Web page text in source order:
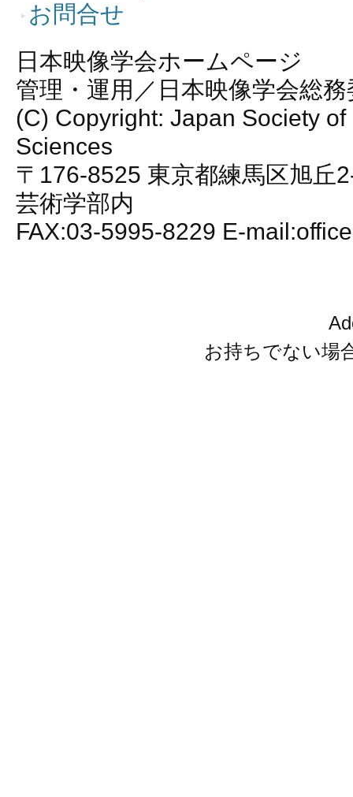
お問合せ
日本映像学会ホームページ
管理・運用／日本映像学会総
(C) Copyright: Japan Society of
Sciences
〒176-8525 東京都練馬区旭丘
芸術学部内
FAX:03-5995-8229 E-
お持ちでない場